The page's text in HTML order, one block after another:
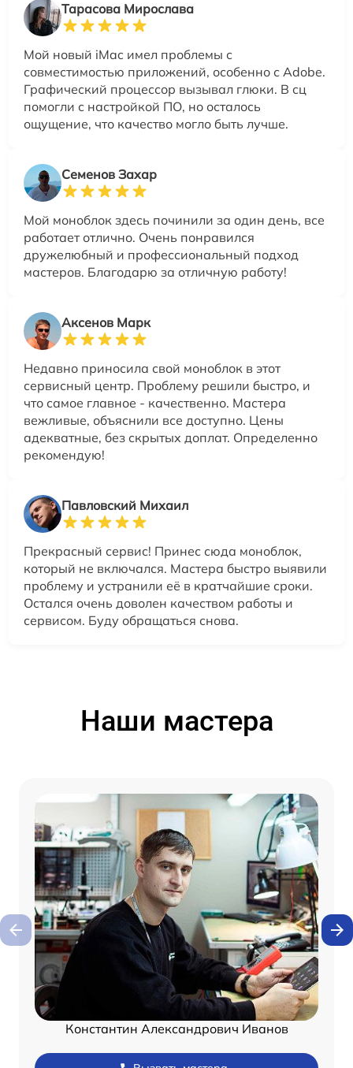
Тарасова Мирослава
Мой новый iMac имел проблемы с
совместимостью приложений, особенно с Adobe.
Графический процессор вызывал глюки. В сц
помогли с настройкой ПО, но осталось
ощущение, что качество могло быть лучше.
Семенов Захар
Мой моноблок здесь починили за один день, все
работает отлично. Очень понравился
дружелюбный и профессиональный подход
мастеров. Благодарю за отличную работу!
Аксенов Марк
Недавно приносила свой моноблок в этот
сервисный центр. Проблему решили быстро, и
что самое главное - качественно. Мастера
вежливые, объяснили все доступно. Цены
адекватные, без скрытых доплат. Определенно
рекомендую!
Павловский Михаил
Прекрасный сервис! Принес сюда моноблок,
который не включался. Мастера быстро выявили
проблему и устранили её в кратчайшие сроки.
Остался очень доволен качеством работы и
сервисом. Буду обращаться снова.
Наши мастера
Константин Александрович Иванов